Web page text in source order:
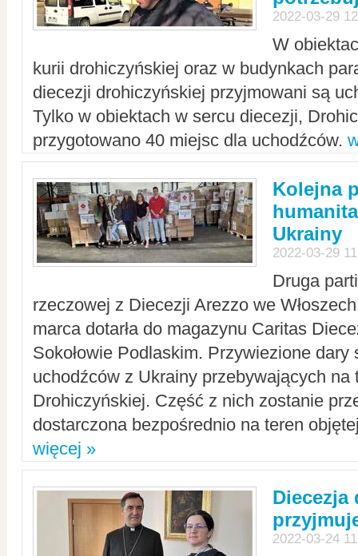
2022-03-29
W
kurii drohiczyńskiej oraz w budynkach
diecezji drohiczyńskiej przyjmowani są
Tylko w obiektach w sercu diecezji,
przygotowano 40 miejsc dla uchodźców.
Kolejna
Ukrainy
2022-03-29
Druga
rzeczowej z Diecezji Arezzo we
marca dotarła do magazynu Caritas
Sokołowie Podlaskim. Przywiezione dary
uchodźców z Ukrainy przebywających na
Drohiczyńskiej. Część z nich zostanie
dostarczona bezpośrednio na teren
więcej »
Diecezja
2022-03-24